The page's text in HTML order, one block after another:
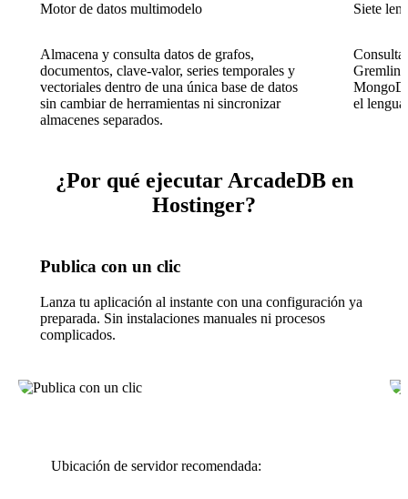
Motor de datos multimodelo
Almacena y consulta datos de grafos,
documentos, clave-valor, series temporales y
vectoriales dentro de una única base de datos
sin cambiar de herramientas ni sincronizar
almacenes separados.
Siete
Gremlin,
el
¿Por qué ejecutar ArcadeDB en
Hostinger?
Publica con un clic
Lanza tu aplicación al instante con una configuración ya
preparada. Sin instalaciones manuales ni procesos
complicados.
Ubicación de servidor recomendada: